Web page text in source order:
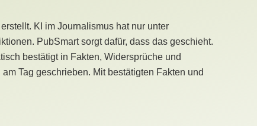
KI im Journalismus hat nur unter
PubSmart sorgt dafür, dass das geschieht.
bestätigt in Fakten, Widersprüche und
Tag geschrieben. Mit bestätigten Fakten und